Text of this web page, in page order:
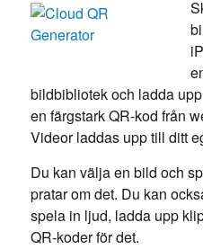
bildbibliotek och ladda
en färgstark QR-kod från
Videor laddas upp till ditt
Du kan välja en bild och
pratar om det. Du kan
spela in ljud, ladda upp
QR-koder för det.